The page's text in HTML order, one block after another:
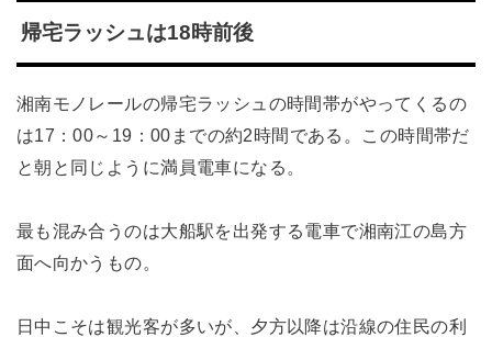
帰宅ラッシュは18時前後
湘南モノレールの帰宅ラッシュの時間帯がやってくるの
は17：00～19：00までの約2時間である。この時間帯だ
と朝と同じように満員電車になる。
最も混み合うのは大船駅を出発する電車で湘南江の島方
面へ向かうもの。
日中こそは観光客が多いが、夕方以降は沿線の住民の利